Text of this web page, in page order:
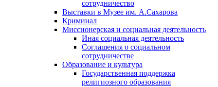
сотрудничество
Выставки в Музее им. А.Сахарова
Криминал
Миссионерская и социальная деятельность
Иная социальная деятельность
Соглашения о социальном
сотрудничестве
Образование и культура
Государственная поддержка
религиозного образования